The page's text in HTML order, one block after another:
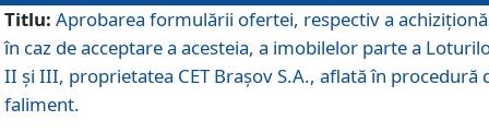
Titlu: Aprobarea formulării ofertei, respectiv a
în caz de acceptare a acesteia, a imobilelor parte a
II și III, proprietatea CET Brașov S.A., aflată în procedură
faliment.